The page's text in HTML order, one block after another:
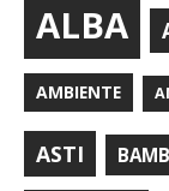
ALBA
AMBIENTE
ASTI